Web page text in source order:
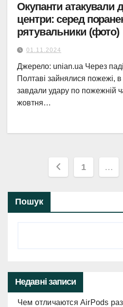
Окупанти атакували
центри: серед
рятувальники (фото)
01.11.2024
Джерело: unian.ua Через
Полтаві зайнялися пожежі, в
завдали удару по пожежній
жовтня…
Пагінація
1 …
Пошук
Недавні записи
Чем отличаются AirPods